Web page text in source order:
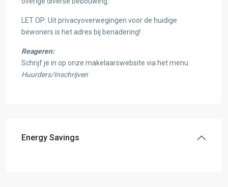
LET OP: Uit privacyoverwegingen voor de huidige
bewoners is het adres bij benadering!
Reageren:
Schrijf je in op onze makelaarswebsite via het menu
Huurders/Inschrijven
Energy Savings